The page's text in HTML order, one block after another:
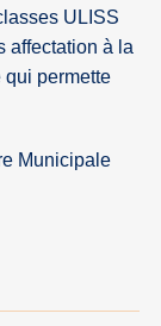
ULISS
affectation à la
qui permette
Municipale